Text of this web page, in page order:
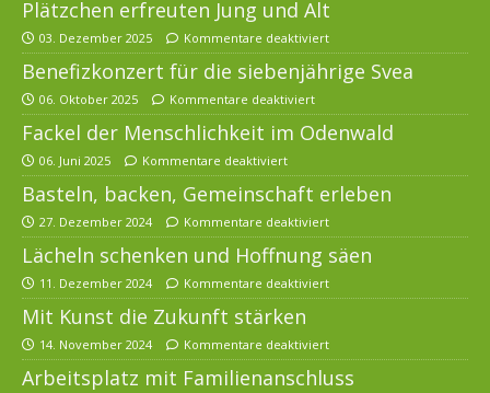
Plätzchen erfreuten Jung und Alt
03. Dezember 2025 Kommentare deaktiviert
Benefizkonzert für die siebenjährige Svea
06. Oktober 2025 Kommentare deaktiviert
Fackel der Menschlichkeit im Odenwald
06. Juni 2025 Kommentare deaktiviert
Basteln, backen, Gemeinschaft erleben
27. Dezember 2024 Kommentare deaktiviert
Lächeln schenken und Hoffnung säen
11. Dezember 2024 Kommentare deaktiviert
Mit Kunst die Zukunft stärken
14. November 2024 Kommentare deaktiviert
Arbeitsplatz mit Familienanschluss